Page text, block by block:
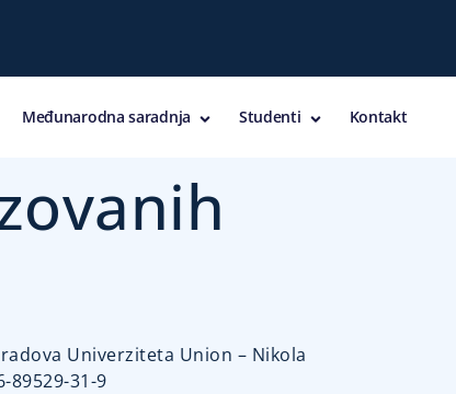
Međunarodna saradnja Studenti Kontakt
Univerziteta Union – Nikola
89529-31-9